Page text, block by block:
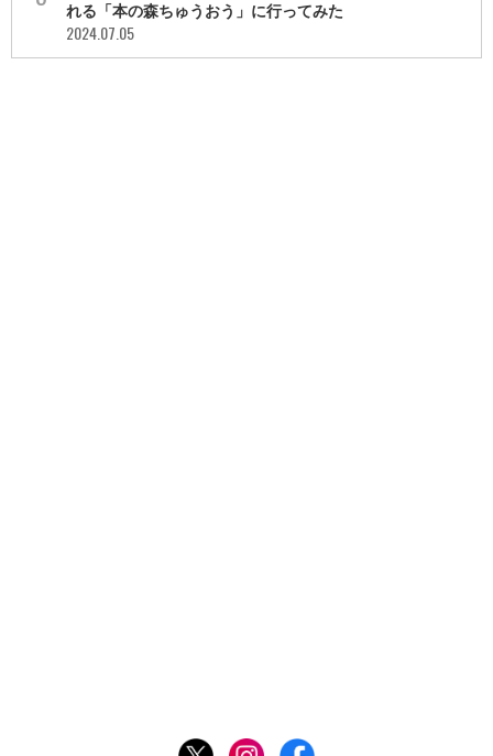
れる「本の森ちゅうおう」に行ってみた
2024.07.05